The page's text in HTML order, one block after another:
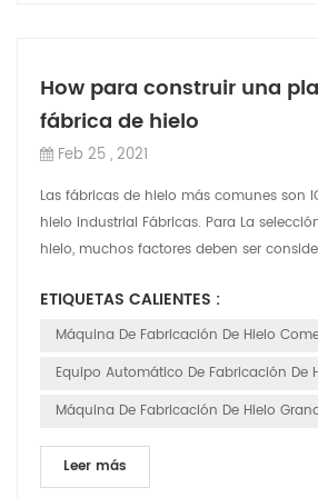
How para construir una
fábrica de hielo
Feb 25 , 2021
Las fábricas de hielo más comunes son
hielo industrial Fábricas. Para La
hielo, muchos factores deben ser
ETIQUETAS CALIENTES :
Máquina De Fabricación De Hielo
Equipo Automático De Fabricación De
Máquina De Fabricación De Hielo
Leer más